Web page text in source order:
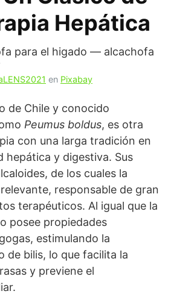
Hepática
en Pixabay
de Chile y conocido
Peumus boldus, es otra
con una larga tradición en
hepática y digestiva. Sus
de los cuales la
responsable de gran
terapéuticos. Al igual que la
posee propiedades
estimulando la
de bilis, lo que facilita la
y previene el